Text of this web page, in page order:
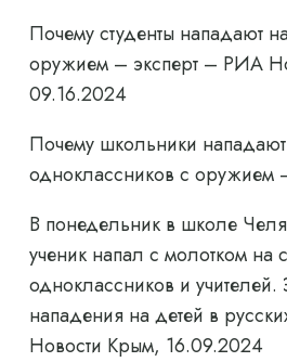
Почему студенты нападают
оружием – эксперт – РИА
09.16.2024
Почему школьники
одноклассников с оружием
В понедельник в школе
ученик напал с молотком на
одноклассников и учителей.
нападения на детей в
Новости Крым, 16.09.2024